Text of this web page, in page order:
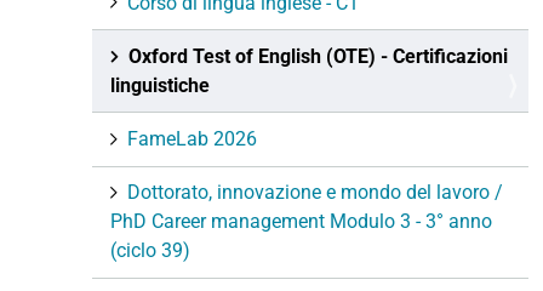
Oxford Test of English (OTE) - Certificazioni
linguistiche
FameLab 2026
Dottorato, innovazione e mondo del lavoro /
PhD Career management Modulo 3 - 3° anno
(ciclo 39)